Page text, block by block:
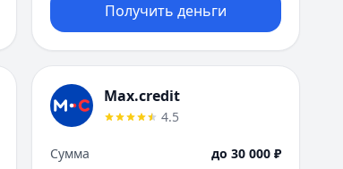
Набережные Челны
Нижний Новгород
Новокузнецк
Новосибирск
О
Оренбург
Получить деньги
Max.credit
4.5
Сумма
до 30 000 ₽